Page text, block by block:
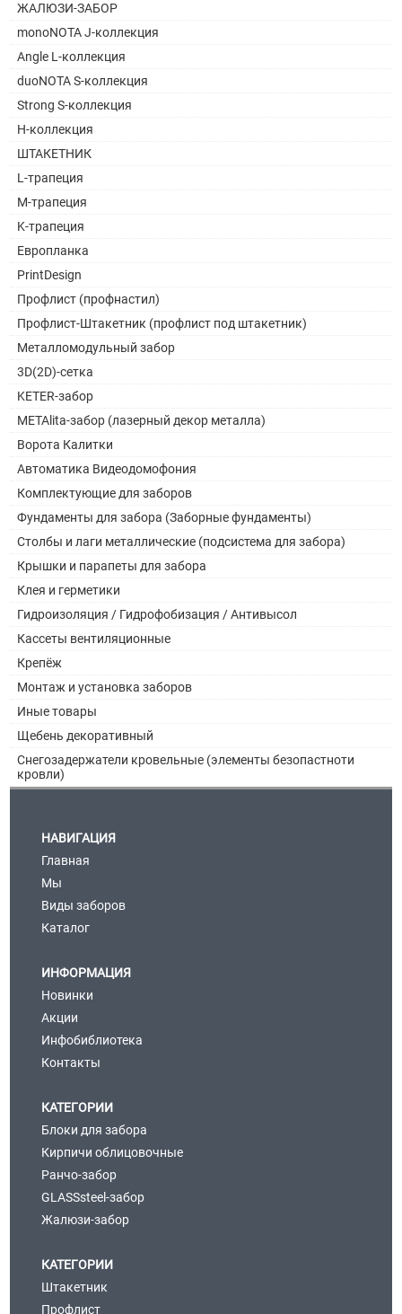
ЖАЛЮЗИ-ЗАБОР
monoNOTA J-коллекция
Angle L-коллекция
duoNOTA S-коллекция
Strong S-коллекция
H-коллекция
ШТАКЕТНИК
L-трапеция
M-трапеция
K-трапеция
Европланка
PrintDesign
Профлист (профнастил)
Профлист-Штакетник (профлист под штакетник)
Металломодульный забор
3D(2D)-сетка
KETER-забор
METAlita-забор (лазерный декор металла)
Ворота Калитки
Автоматика Видеодомофония
Комплектующие для заборов
Фундаменты для забора (Заборные фундаменты)
Столбы и лаги металлические (подсистема для забора)
Крышки и парапеты для забора
Клея и герметики
Гидроизоляция / Гидрофобизация / Антивысол
Кассеты вентиляционные
Крепёж
Монтаж и установка заборов
Иные товары
Щебень декоративный
Снегозадержатели кровельные (элементы безопастноти
кровли)
НАВИГАЦИЯ
Главная
Мы
Виды заборов
Каталог
ИНФОРМАЦИЯ
Новинки
Акции
Инфобиблиотека
Контакты
КАТЕГОРИИ
Блоки для забора
Кирпичи облицовочные
Ранчо-забор
GLASSsteel-забор
Жалюзи-забор
КАТЕГОРИИ
Штакетник
Профлист